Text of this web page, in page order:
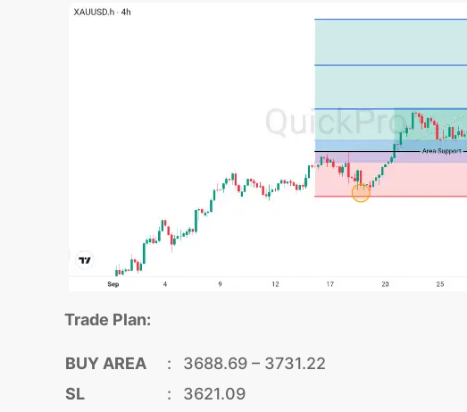
Trade Plan:
BUY AREA :
3688.69 – 3731.22
SL
:
3621.09